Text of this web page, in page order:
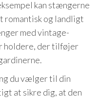
kan stængerne
romantisk og landligt
med vintage-
holdere, der tilføjer
du vælger til din
at sikre dig, at den